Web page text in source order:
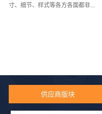
寸、细节、样式等各方各面都非...
供应商版块